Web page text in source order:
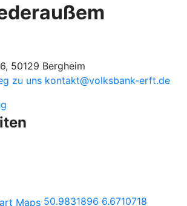
50129 Bergheim
zu uns kontakt@volksbank-erft.de
50.9831896 6.6710718